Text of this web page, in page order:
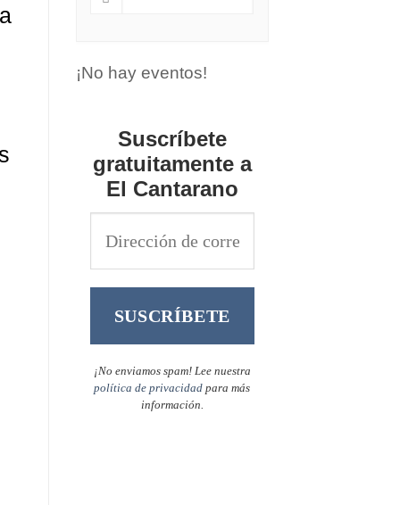
¡No hay eventos!
Suscríbete
gratuitamente a
El Cantarano
¡No enviamos spam! Lee nuestra
política de privacidad para más
información.